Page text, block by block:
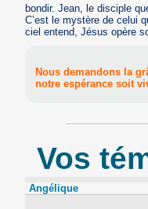
bondir. Jean, le disciple
C’est le mystère de celui
ciel entend, Jésus opère
Nous demandons la
notre espérance soit
Vos
Angélique